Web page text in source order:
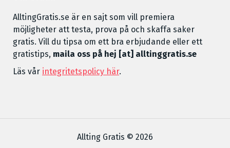
AlltingGratis.se är en sajt som vill premiera
möjligheter att testa, prova på och skaffa saker
gratis. Vill du tipsa om ett bra erbjudande eller ett
gratistips, maila oss på hej [at] alltinggratis.se
Läs vår integritetspolicy här.
Allting Gratis © 2026